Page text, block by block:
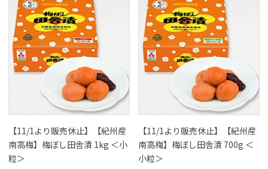
【11/1より販売休止】【紀州産
南高梅】梅ぼし田舎漬 1kg ＜小
粒＞
【11/1より販売休止】【紀州産
南高梅】梅ぼし田舎漬 700g ＜
小粒＞